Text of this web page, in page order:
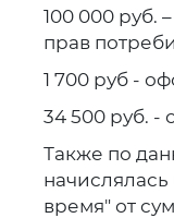
100 000 руб.
прав
1 700 руб -
34 500 руб. -
Также по
время" от